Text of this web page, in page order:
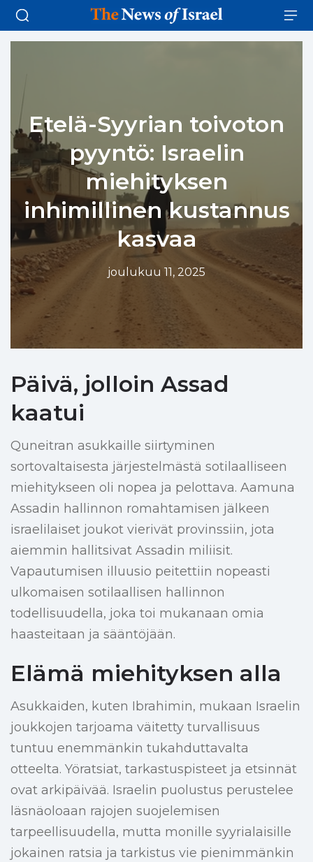
Etelä-Syyrian toivoton
pyyntö: Israelin
miehityksen
inhimillinen kustannus
kasvaa
joulukuu 11, 2025
Päivä, jolloin Assad
kaatui
Quneitran asukkaille siirtyminen
sortovaltaisesta järjestelmästä sotilaalliseen
miehitykseen oli nopea ja pelottava. Aamuna
Assadin hallinnon romahtamisen jälkeen
israelilaiset joukot vierivät provinssiin, jota
aiemmin hallitsivat Assadin miliisit.
Vapautumisen illuusio peitettiin nopeasti
ulkomaisen sotilaallisen hallinnon
todellisuudella, joka toi mukanaan omia
haasteitaan ja sääntöjään.
Elämä miehityksen alla
Asukkaiden, kuten Ibrahimin, mukaan Israelin
joukkojen tarjoama väitetty turvallisuus
tuntuu enemmänkin tukahduttavalta
otteelta. Yöratsiat, tarkastuspisteet ja etsinnät
ovat arkipäivää. Israelin puolustus perustelee
läsnäoloaan rajojen suojelemisen
tarpeellisuudella, mutta monille syyrialaisille
jokainen ratsia ja tarkistus vie pienimmänkin